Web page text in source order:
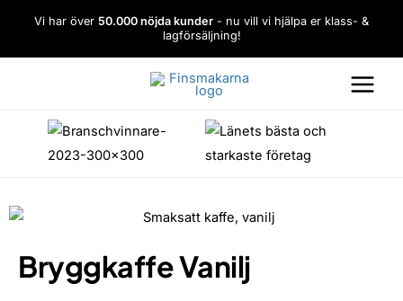
innehåll
Vi har över 50.000 nöjda kunder - nu vill vi hjälpa er klass- &
lagförsäljning!
Bryggkaffe Vanilj